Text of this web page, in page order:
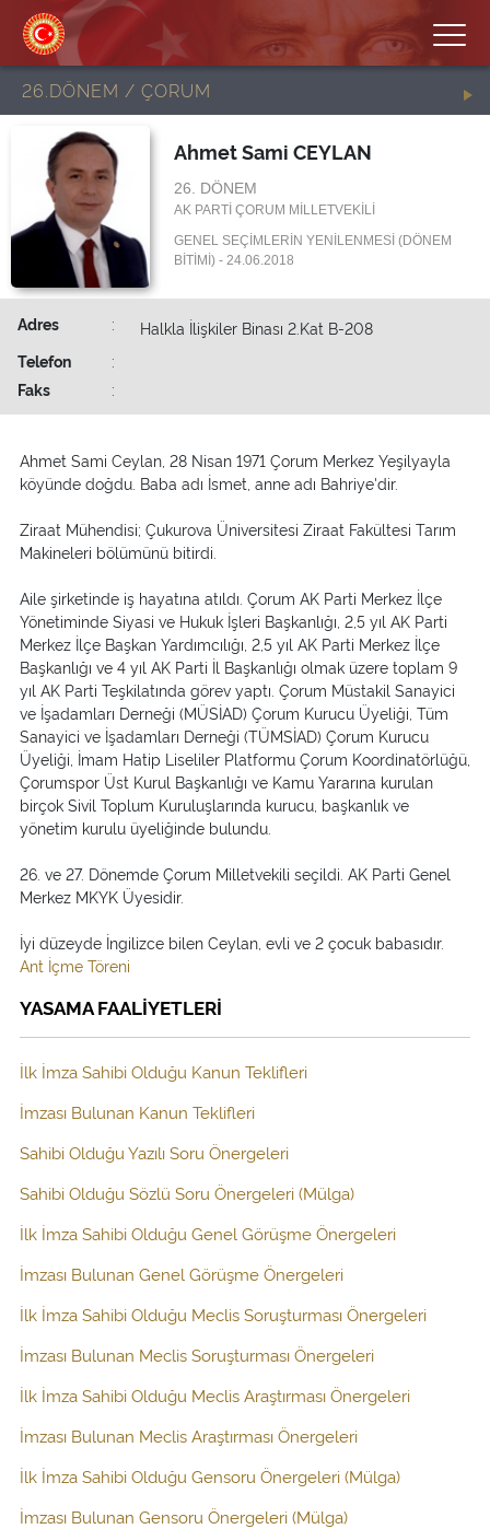
26.DÖNEM / ÇORUM
Ahmet Sami CEYLAN
26. DÖNEM
AK PARTİ ÇORUM MİLLETVEKİLİ
GENEL SEÇİMLERİN YENİLENMESİ (DÖNEM
BİTİMİ) - 24.06.2018
Adres :
Halkla İlişkiler Binası 2.Kat B-208
Telefon
:
Faks
:
Ahmet Sami Ceylan, 28 Nisan 1971 Çorum Merkez Yeşilyayla
köyünde doğdu. Baba adı İsmet, anne adı Bahriye'dir.
Ziraat Mühendisi; Çukurova Üniversitesi Ziraat Fakültesi Tarım
Makineleri bölümünü bitirdi.
Aile şirketinde iş hayatına atıldı. Çorum AK Parti Merkez İlçe
Yönetiminde Siyasi ve Hukuk İşleri Başkanlığı, 2,5 yıl AK Parti
Merkez İlçe Başkan Yardımcılığı, 2,5 yıl AK Parti Merkez İlçe
Başkanlığı ve 4 yıl AK Parti İl Başkanlığı olmak üzere toplam 9
yıl AK Parti Teşkilatında görev yaptı. Çorum Müstakil Sanayici
ve İşadamları Derneği (MÜSİAD) Çorum Kurucu Üyeliği, Tüm
Sanayici ve İşadamları Derneği (TÜMSİAD) Çorum Kurucu
Üyeliği, İmam Hatip Liseliler Platformu Çorum Koordinatörlüğü,
Çorumspor Üst Kurul Başkanlığı ve Kamu Yararına kurulan
birçok Sivil Toplum Kuruluşlarında kurucu, başkanlık ve
yönetim kurulu üyeliğinde bulundu.
26. ve 27. Dönemde Çorum Milletvekili seçildi. AK Parti Genel
Merkez MKYK Üyesidir.
İyi düzeyde İngilizce bilen Ceylan, evli ve 2 çocuk babasıdır.
Ant İçme Töreni
YASAMA FAALİYETLERİ
İlk İmza Sahibi Olduğu Kanun Teklifleri
İmzası Bulunan Kanun Teklifleri
Sahibi Olduğu Yazılı Soru Önergeleri
Sahibi Olduğu Sözlü Soru Önergeleri (Mülga)
İlk İmza Sahibi Olduğu Genel Görüşme Önergeleri
İmzası Bulunan Genel Görüşme Önergeleri
İlk İmza Sahibi Olduğu Meclis Soruşturması Önergeleri
İmzası Bulunan Meclis Soruşturması Önergeleri
İlk İmza Sahibi Olduğu Meclis Araştırması Önergeleri
İmzası Bulunan Meclis Araştırması Önergeleri
İlk İmza Sahibi Olduğu Gensoru Önergeleri (Mülga)
İmzası Bulunan Gensoru Önergeleri (Mülga)